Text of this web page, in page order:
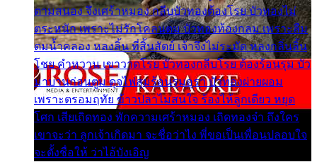
ตามสนอง จึงเศร้าหมอง กลีบบัวทองต้องโรย บัวทองไม่
ตระหนัก เพราะไม่รักโคลนตม บัวทองท้องกลม เพราะลืม
ตมน้ำคลอง หลงลิ้น ที่สิ้นสัตย์ เจ้าจึงไม่ระมัด หลงกลิ่นลิ้น
โชย คำหวาน เขาวาดโรย บัวทองกลีบโรย ต้องร้อนรุม บัว
มาบานก่อนตูม ดุจไฟสุมร้อนรุมอุรา บัวทองผ่ายผอม
เพราะตรอมฤทัย ข้าวปลาไม่สนใจ ร้องไห้ลูกเดียว หยุด
โศก เสียเถิดทอง พักความเศร้าหมอง เถิดทองจ๋า ถึงใคร
เขาจะว่า ลูกเจ้าเกิดมา จะชื่อว่าไง พี่ขอเป็นเพื่อนปลอบใจ
จะตั้งชื่อให้ ว่าไอ้บังเอิญ